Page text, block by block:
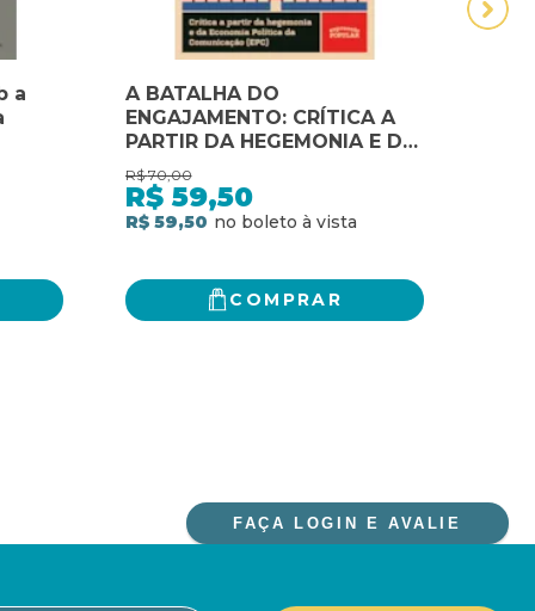
a
A BATALHA DO
ENGAJAMENTO: CRÍTICA A
PARTIR DA HEGEMONIA E DA
ECONOMIA POLÍTICA DA
COMUNICAÇÃO (EPC)
R$ 70,00
R$ 59,50
R$ 59,50
COMPRAR
FAÇA LOGIN E AVALIE